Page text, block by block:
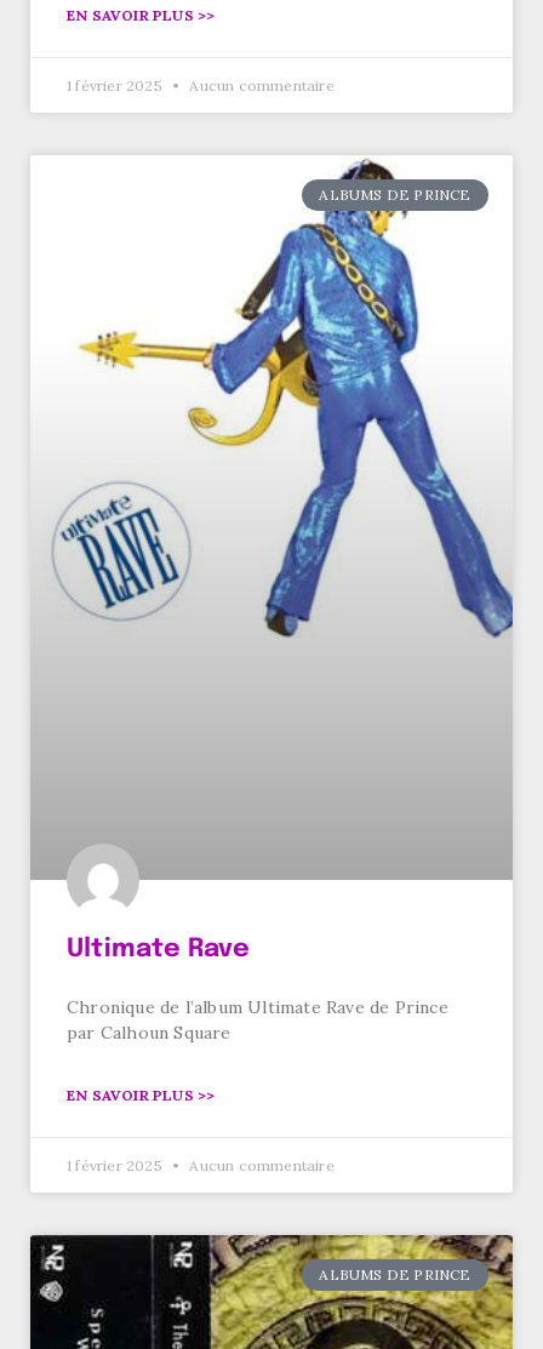
EN SAVOIR PLUS >>
1 février 2025 Aucun commentaire
ALBUMS DE PRINCE
Ultimate Rave
Chronique de l’album Ultimate Rave de Prince
par Calhoun Square
EN SAVOIR PLUS >>
1 février 2025 Aucun commentaire
ALBUMS DE PRINCE